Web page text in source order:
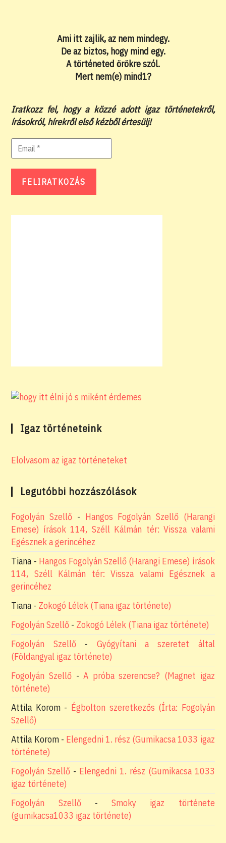
Ami itt zajlik, az nem mindegy.
De az biztos, hogy mind egy.
A történeted örökre szól.
Mert nem(e) mind1?
Iratkozz fel, hogy a közzé adott igaz történetekről,
írásokról, hírekről első kézből értesülj!
Igaz történeteink
Elolvasom az igaz történeteket
Legutóbbi hozzászólások
Fogolyán Szellő - Hangos Fogolyán Szellő (Harangi
Emese) írások 114, Széll Kálmán tér: Vissza valami
Egésznek a gerincéhez
Tiana - Hangos Fogolyán Szellő (Harangi Emese) írások
114, Széll Kálmán tér: Vissza valami Egésznek a
gerincéhez
Tiana - Zokogó Lélek (Tiana igaz története)
Fogolyán Szellő - Zokogó Lélek (Tiana igaz története)
Fogolyán Szellő- Gyógyítani a szeretet által
(Földangyal igaz története)
Fogolyán Szellő -A próba szerencse? (Magnet igaz
története)
Attila Korom- Égbolton szeretkezős (Írta: Fogolyán
Szellő)
Attila Korom- Elengedni 1. rész (Gumikacsa 1033 igaz
története)
Fogolyán Szellő - Elengedni 1. rész (Gumikacsa 1033
igaz története)
Fogolyán Szellő-Smoky igaz története
(gumikacsa1033 igaz története)